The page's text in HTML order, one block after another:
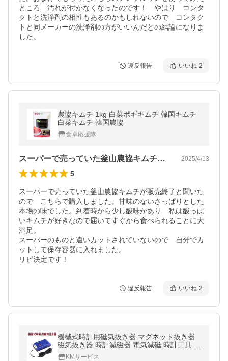
ところ　汚れが付かなくなったのです！　やはり　コンタ
クトと洗浄剤の相性もあるのかもしれないので　コンタク
トと同メーカーの洗浄剤の方がいいんだとの結論になりま
した。
違反報告 いいね 2
農協キムチ 1kg 白菜ポギキムチ 韓国キムチ
白菜キムチ 韓国農協
食卓応援隊
スーパーで売っていた釜山農協キムチが販… 2025/4/13
5
スーパーで売っていた釜山農協キムチが販売終了と聞いた
ので　こちらで購入しました。甘味のないさっぱりとした
本場の味でした。到着時から少し酸味があり　私は酸っぱ
いキムチが好きなので届いてすぐから食べられることに大
満足。
スーパーのものと違いカットされていないので　自分でカ
ットして保存容器に入れました。
リピ決定です！
違反報告 いいね 2
機械式時計用磁気抜き器 マグネット抜き器
磁気抜き器 時計減磁器 電気減磁 時計工具 1
ヶ月保証
KMサービス